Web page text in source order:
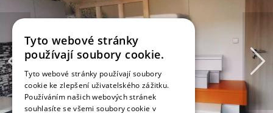
Tyto webové stránky
používají soubory cookie.
Tyto webové stránky používají soubory
cookie ke zlepšení uživatelského zážitku.
Používáním našich webových stránek
souhlasíte se všemi soubory cookie v